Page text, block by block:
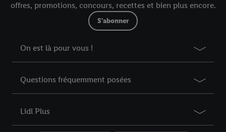
offres, promotions, concours, recettes et bien plus encore.
S'abonner
On est là pour vous !
Questions fréquemment posées
Lidl Plus